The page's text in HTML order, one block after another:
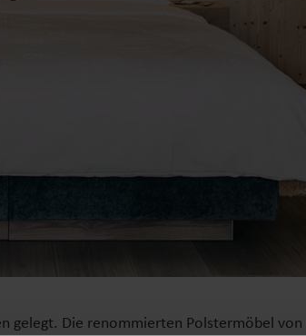
gelegt. Die renommierten Polstermöbel von